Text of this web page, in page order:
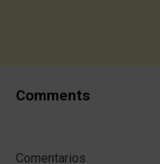
Comments
Comentarios